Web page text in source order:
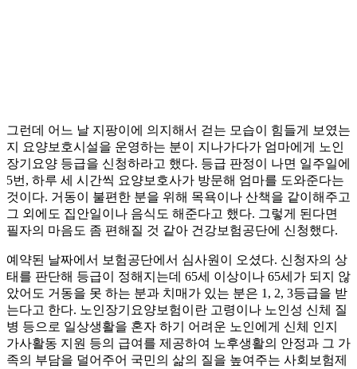
그런데 어느 날 지팡이에 의지해서 걷는 모습이 힘들게 보였는
지 요양보호시설을 운영하는 분이 지나가다가 엄마에게 노인
장기요양 등급을 신청하라고 했다. 등급 판정이 나면 일주일에
5번, 하루 세 시간씩 요양보호사가 방문해 엄마를 도와준다는
것이다. 거동이 불편한 분을 위해 목욕이나 산책을 같이해주고
그 외에도 집안일이나 음식도 해준다고 했다. 그렇게 된다면
필자의 마음도 좀 편해질 것 같아 건강보험공단에 신청했다.
예약된 날짜에서 보험공단에서 심사원이 오셨다. 신청자의 상
태를 판단해 등급이 정해지는데 65세 이상이나 65세가 되지 않
았어도 거동을 못 하는 분과 치매가 있는 분은 1, 2, 3등급을 받
는다고 한다. 노인장기요양보험이란 고령이나 노인성 신체 질
병 등으로 일상생활을 혼자 하기 어려운 노인에게 신체 인지
가사활동 지원 등의 급여를 제공하여 노후생활의 안정과 그 가
족의 부담을 덜어주어 국민의 삶의 질을 높여주는 사회보험제